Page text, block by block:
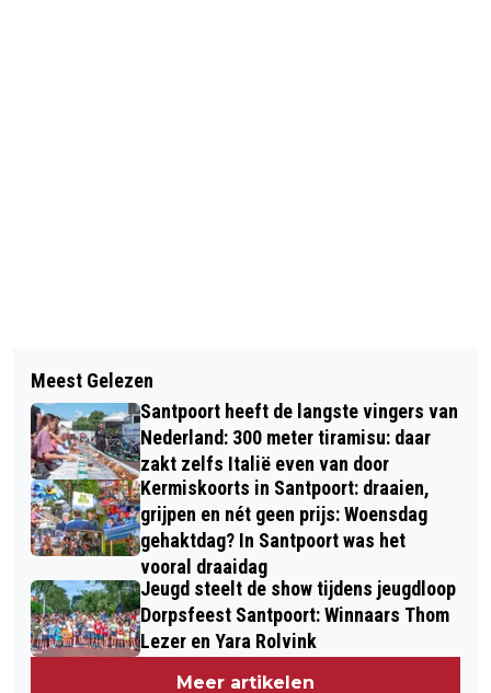
NUL BLINDE OGEN DOOR VUURWERK IN
2022; OOGARTSEN ACHTER BLIJVEND
VUURWERKVERBOD
POLITIE TREFT LICHAAM AAN IN
WATER IN ONDERZOEK NAAR
VERMISTE SAM (17)
Meest Gelezen
Santpoort heeft de langste vingers van
Nederland: 300 meter tiramisu: daar
zakt zelfs Italië even van door
Kermiskoorts in Santpoort: draaien,
grijpen en nét geen prijs: Woensdag
gehaktdag? In Santpoort was het
vooral draaidag
Jeugd steelt de show tijdens jeugdloop
Dorpsfeest Santpoort: Winnaars Thom
Lezer en Yara Rolvink
Meer artikelen